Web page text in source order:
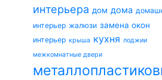
интерьера дом дома
интерьер жалюзи замена окон
интерьер крыша кухня лоджии
межкомнатные двери